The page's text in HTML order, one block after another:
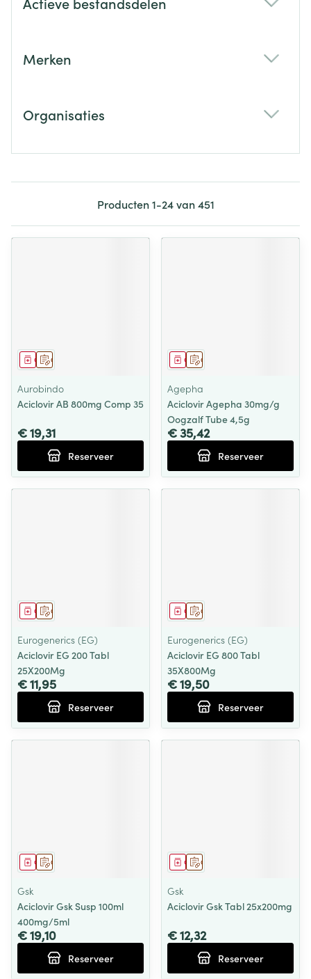
Merken
Organisaties
Producten1-24van451
Op voorschrift
Geneesmiddel
Aurobindo
Aciclovir AB 800mg Comp 35
€ 19,31
Reserveer
Op voorschrift
Geneesmiddel
Agepha
Aciclovir Agepha 30mg/g
Oogzalf Tube 4,5g
€ 35,42
Reserveer
Op voorschrift
Geneesmiddel
Eurogenerics (EG)
Aciclovir EG 200 Tabl
25X200Mg
€ 11,95
Reserveer
Op voorschrift
Geneesmiddel
Eurogenerics (EG)
Aciclovir EG 800 Tabl
35X800Mg
€ 19,50
Reserveer
Op voorschrift
Geneesmiddel
Gsk
Aciclovir Gsk Susp 100ml
400mg/5ml
€ 19,10
Reserveer
Op voorschrift
Geneesmiddel
Gsk
Aciclovir Gsk Tabl 25x200mg
€ 12,32
Reserveer